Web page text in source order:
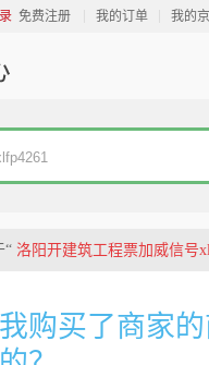
免费注册 我的订单 我的
“ 洛阳开建筑工程票加威信号
我购买了商家